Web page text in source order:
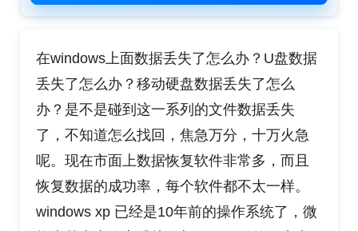
在windows上面数据丢失了怎么办？U盘数据
丢失了怎么办？移动硬盘数据丢失了怎么
办？是不是碰到这一系列的文件数据丢失
了，不知道怎么找回，焦急万分，十万火急
呢。现在市面上数据恢复软件非常多，而且
恢复数据的成功率，每个软件都不太一样。
windows xp 已经是10年前的操作系统了，微